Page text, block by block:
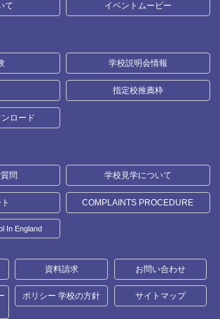
て イベントムービー
学校説明会情報
指定校推薦枠
ロード
問 学校見学について
COMPLAINTS PROCEDURE
In England
資料請求 お問い合わせ
ポリシー 学校の方針 サイトマップ